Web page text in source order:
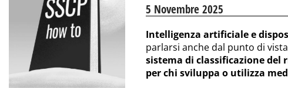
5 Novembre 2025
Intelligenza artificiale e
parlarsi anche dal punto di
sistema di classificazione
per chi sviluppa o utilizza